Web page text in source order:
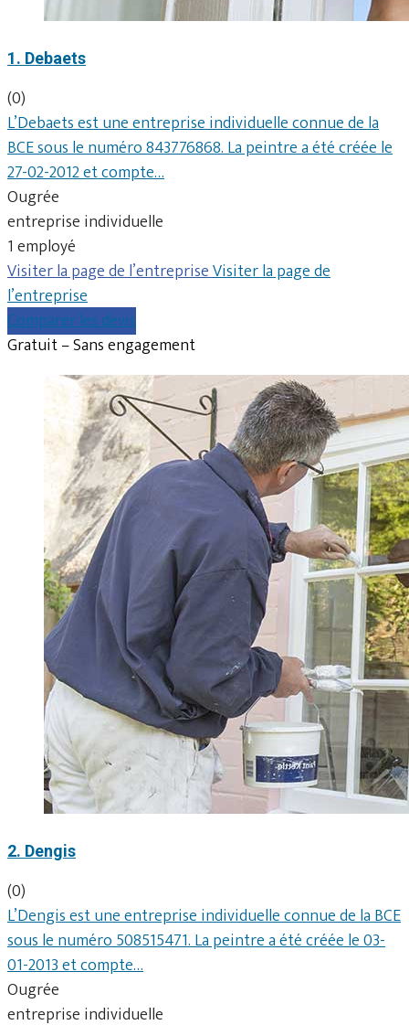
1. Debaets
(0)
L’Debaets est une entreprise individuelle connue de la
BCE sous le numéro 843776868. La peintre a été créée le
27-02-2012 et compte…
Ougrée
entreprise individuelle
1 employé
Visiter la page de l’entrepriseVisiter la page de
l’entreprise
Comparer les devis
Gratuit – Sans engagement
2. Dengis
(0)
L’Dengis est une entreprise individuelle connue de la BCE
sous le numéro 508515471. La peintre a été créée le 03-
01-2013 et compte…
Ougrée
entreprise individuelle